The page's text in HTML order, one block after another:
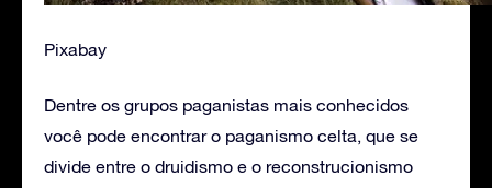
Pixabay
Dentre os grupos paganistas mais conhecidos
você pode encontrar o paganismo celta, que se
divide entre o druidismo e o reconstrucionismo